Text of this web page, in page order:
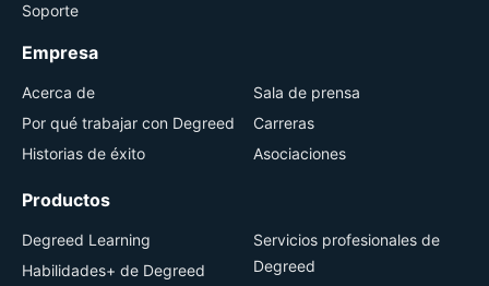
Soporte
Empresa
Acerca de
Por qué trabajar con Degreed
Historias de éxito
Sala de prensa
Carreras
Asociaciones
Productos
Degreed Learning
Habilidades+ de Degreed
Servicios profesionales de
Degreed